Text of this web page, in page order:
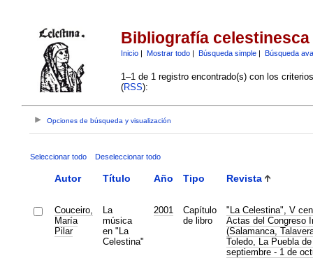
Bibliografía celestinesca
Inicio| Mostrar todo| Búsqueda simple| Búsqueda
1–1 de 1 registro encontrado(s) con los
(RSS):
Opciones de búsqueda y visualización
Seleccionar todo Deseleccionar todo
Autor Título Año Tipo Revista
Couceiro,
María
Pilar
La
música
en "La
Celestina"
2001
Capítulo
de libro
"La Celestina", V
Actas del Congreso
(Salamanca,
Toledo, La Puebla
septiembre - 1 de